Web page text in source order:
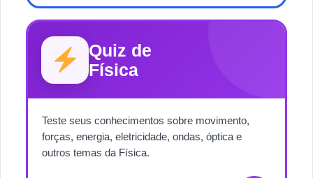
Quiz de
Física
Teste seus conhecimentos sobre movimento,
forças, energia, eletricidade, ondas, óptica e
outros temas da Física.